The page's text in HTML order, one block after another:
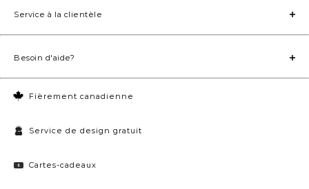
Fièrement canadienne
Service de design gratuit
Cartes-cadeaux
Service à la clientèle
Besoin d'aide?